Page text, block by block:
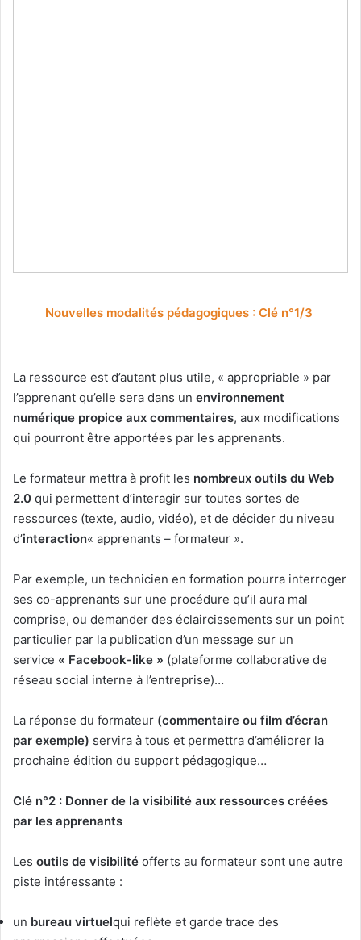
Nouvelles modalités pédagogiques : Clé n°1/3
La ressource est d’autant plus utile, « appropriable » par
l’apprenant qu’elle sera dans un environnement
numérique propice aux commentaires, aux modifications
qui pourront être apportées par les apprenants.
Le formateur mettra à profit les nombreux outils du Web
2.0 qui permettent d’interagir sur toutes sortes de
ressources (texte, audio, vidéo), et de décider du niveau
d’interaction« apprenants – formateur ».
Par exemple, un technicien en formation pourra interroger
ses co-apprenants sur une procédure qu’il aura mal
comprise, ou demander des éclaircissements sur un point
particulier par la publication d’un message sur un
service « Facebook-like » (plateforme collaborative de
réseau social interne à l’entreprise)…
La réponse du formateur (commentaire ou film d’écran
par exemple) servira à tous et permettra d’améliorer la
prochaine édition du support pédagogique…
Clé n°2 : Donner de la visibilité aux ressources créées
par les apprenants
Les outils de visibilité offerts au formateur sont une autre
piste intéressante :
un bureau virtuelqui reflète et garde trace des